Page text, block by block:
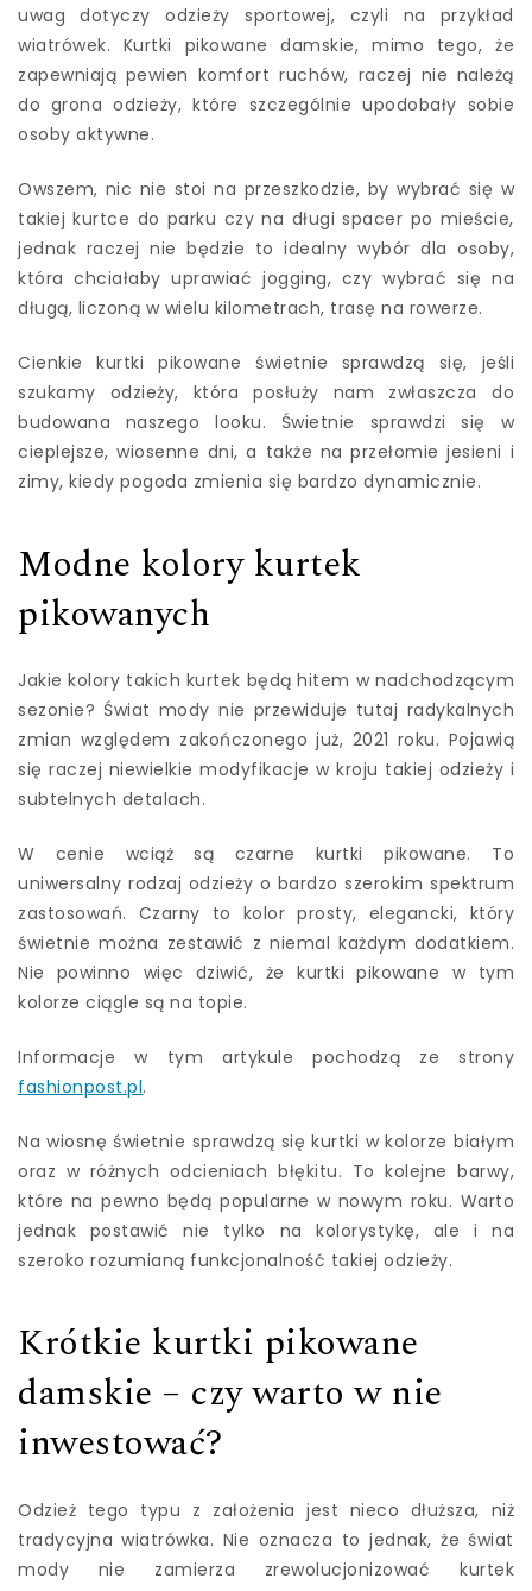
uwag dotyczy odzieży sportowej, czyli na przykład
wiatrówek. Kurtki pikowane damskie, mimo tego, że
zapewniają pewien komfort ruchów, raczej nie należą
do grona odzieży, które szczególnie upodobały sobie
osoby aktywne.
Owszem, nic nie stoi na przeszkodzie, by wybrać się w
takiej kurtce do parku czy na długi spacer po mieście,
jednak raczej nie będzie to idealny wybór dla osoby,
która chciałaby uprawiać jogging, czy wybrać się na
długą, liczoną w wielu kilometrach, trasę na rowerze.
Cienkie kurtki pikowane świetnie sprawdzą się, jeśli
szukamy odzieży, która posłuży nam zwłaszcza do
budowana naszego looku. Świetnie sprawdzi się w
cieplejsze, wiosenne dni, a także na przełomie jesieni i
zimy, kiedy pogoda zmienia się bardzo dynamicznie.
Modne kolory kurtek
pikowanych
Jakie kolory takich kurtek będą hitem w nadchodzącym
sezonie? Świat mody nie przewiduje tutaj radykalnych
zmian względem zakończonego już, 2021 roku. Pojawią
się raczej niewielkie modyfikacje w kroju takiej odzieży i
subtelnych detalach.
W cenie wciąż są czarne kurtki pikowane. To
uniwersalny rodzaj odzieży o bardzo szerokim spektrum
zastosowań. Czarny to kolor prosty, elegancki, który
świetnie można zestawić z niemal każdym dodatkiem.
Nie powinno więc dziwić, że kurtki pikowane w tym
kolorze ciągle są na topie.
Informacje w tym artykule pochodzą ze strony
fashionpost.pl.
Na wiosnę świetnie sprawdzą się kurtki w kolorze białym
oraz w różnych odcieniach błękitu. To kolejne barwy,
które na pewno będą popularne w nowym roku. Warto
jednak postawić nie tylko na kolorystykę, ale i na
szeroko rozumianą funkcjonalność takiej odzieży.
Krótkie kurtki pikowane
damskie – czy warto w nie
inwestować?
Odzież tego typu z założenia jest nieco dłuższa, niż
tradycyjna wiatrówka. Nie oznacza to jednak, że świat
mody nie zamierza zrewolucjonizować kurtek